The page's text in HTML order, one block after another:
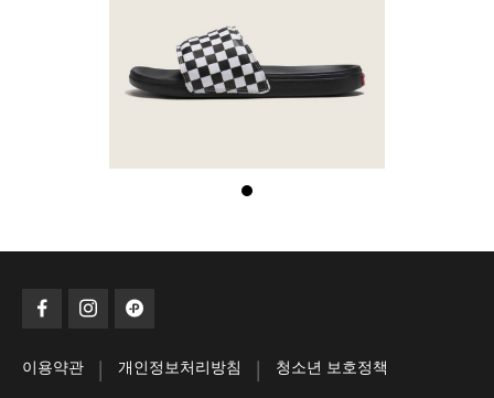
이용약관 | 개인정보처리방침 | 청소년 보호정책